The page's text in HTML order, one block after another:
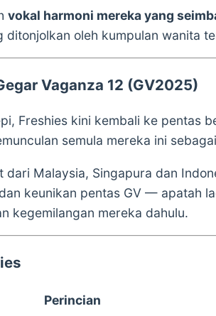
vokal harmoni mereka yang
oleh kumpulan wanita
Vaganza 12 (GV2025)
Freshies kini kembali ke pentas
semula mereka ini sebagai
Malaysia, Singapura dan
keunikan pentas GV — apatah
kegemilangan mereka dahulu.
Perincian